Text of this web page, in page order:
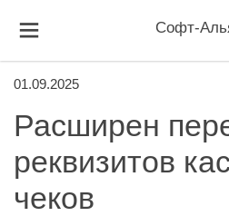
Софт-
01.09.2025
Расширен
реквизитов
чеков